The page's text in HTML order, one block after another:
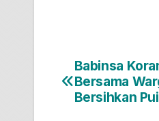
Navigasi
pos
Babinsa
Bersama
Bersihkan